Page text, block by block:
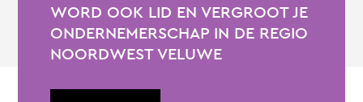
WORD OOK LID EN VERGROOT JE
ONDERNEMERSCHAP IN DE REGIO
NOORDWEST VELUWE